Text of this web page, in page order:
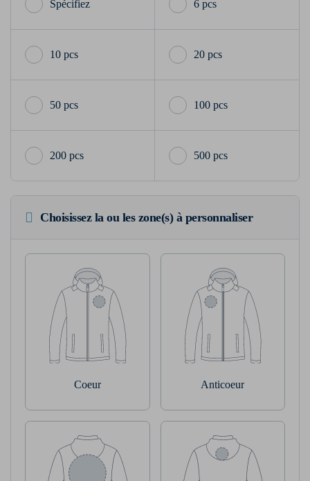
6 pcs
10 pcs 20 pcs
50 pcs 100 pcs
200 pcs 500 pcs
Choisissez la ou les zone(s) à personnaliser
Coeur Anticoeur